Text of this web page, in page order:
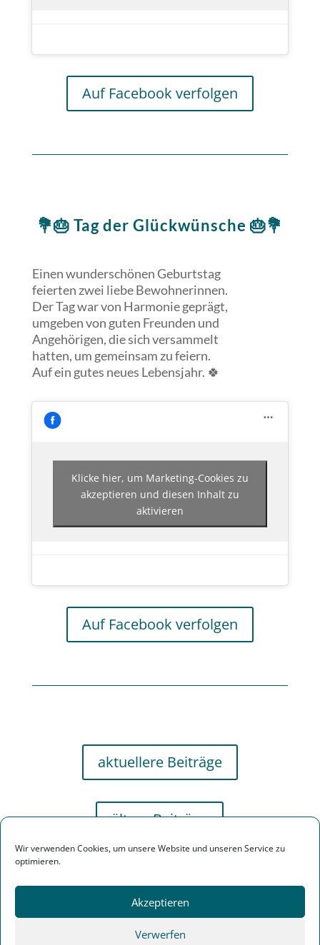
Wir verwenden Cookies, um unsere Website und unseren Service zu
optimieren.
Akzeptieren
Verwerfen
Auf Facebook verfolgen
💐🎂 Tag der Glückwünsche 🎂💐
Einen wunderschönen Geburtstag
feierten zwei liebe Bewohnerinnen.
Der Tag war von Harmonie geprägt,
umgeben von guten Freunden und
Angehörigen, die sich versammelt
hatten, um gemeinsam zu feiern.
Auf ein gutes neues Lebensjahr. 🍀
Klicke hier, um Marketing-Cookies zu
akzeptieren und diesen Inhalt zu
aktivieren
Auf Facebook verfolgen
aktuellere Beiträge
ältere Beiträge